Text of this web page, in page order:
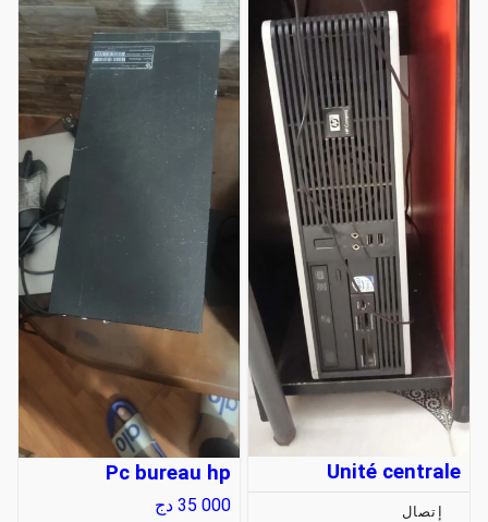
Unité centrale
إتصال
Pc bureau hp
35 000 دج